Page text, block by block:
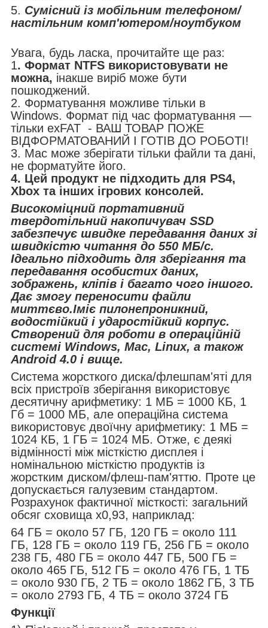
5. Сумісний із мобільним телефоном/
настільним комп'ютером/ноутбуком
Увага, будь ласка, прочитайте ще раз:
1. Формат NTFS використовувати не
можна, інакше виріб може бути
пошкоджений.
2. Форматування можливе тільки в
Windows. Формат під час форматування —
тільки exFAT - ВАШ ТОВАР ПОЖЕ
ВІДФОРМАТОВАНИЙ І ГОТІВ ДО РОБОТІ!
3. Mac може зберігати тільки файли та дані,
не форматуйте його.
4. Цей продукт не підходить для PS4,
Xbox та інших ігрових консолей.
Високоміцний портативний
твердотільний накопичувач SSD
забезпечує швидке передавання даних зі
швидкістю читання до 550 МБ/с.
Ідеально підходить для зберігання та
передавання особистих даних,
зображень, кліпів і багато чого іншого.
Дає змогу переносити файли
миттєво.Іміє пилонепроникний,
водостійкий і ударостійкий корпус.
Створений для роботи в операційній
системі Windows, Mac, Linux, а також
Android 4.0 і вище.
Система жорсткого диска/флешпам'яті для
всіх пристроїв зберігання використовує
десятичну арифметику: 1 МБ = 1000 КБ, 1
Гб = 1000 МБ, але операційна система
використовує двоїчну арифметику: 1 МБ =
1024 КБ, 1 ГБ = 1024 МБ. Отже, є деякі
відмінності між місткістю дисплея і
номінальною місткістю продуктів із
жорстким диском/флеш-пам'яттю. Проте це
допускається галузевим стандартом.
Розрахунок фактичної місткості: загальний
обсяг сховища x0,93, наприклад:
64 ГБ = около 57 ГБ, 120 ГБ = около 111
ГБ, 128 ГБ = около 119 ГБ, 256 ГБ = около
238 ГБ, 480 ГБ = около 447 ГБ, 500 ГБ =
около 465 ГБ, 512 ГБ = около 476 ГБ, 1 ТБ
= около 930 ГБ, 2 ТБ = около 1862 ГБ, 3 ТБ
= около 2793 ГБ, 4 ТБ = около 3724 ГБ
Функції